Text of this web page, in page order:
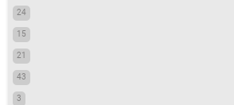
24
15
21
43
3